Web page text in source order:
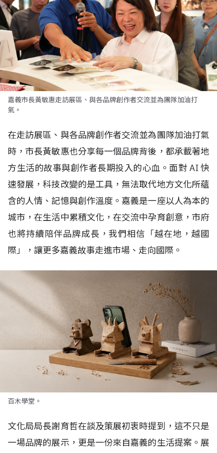
嘉義市長黃敏惠走訪展區、與各品牌創作者交流並為團隊加油打
氣。
在走訪展區、與各品牌創作者交流並為團隊加油打氣
時，市長黃敏惠也分享每一個品牌背後，都承載著地
方生活的故事與創作者長期投入的心血。面對 AI快
速發展，科技改變的是工具，無法取代地方文化所蘊
含的人情、記憶與創作溫度。嘉義是一座以人為本的
城市，在生活中累積文化，在交流中孕育創意，市府
也將持續陪伴品牌成長，我們相信「越在地，越國
際」，讓更多嘉義故事走進市場、走向國際。
百木學堂。
文化局局長謝育哲在談及策展初衷時提到，這不只是
一場品牌的展示，更是一份來自嘉義的生活提案。展